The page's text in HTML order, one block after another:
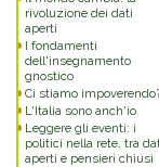
rivoluzione dei dati
aperti
I fondamenti
dell'insegnamento
gnostico
Ci stiamo
L'Italia sono anch'io
Leggere gli eventi: i
politici nella rete, tra
aperti e pensieri chiusi